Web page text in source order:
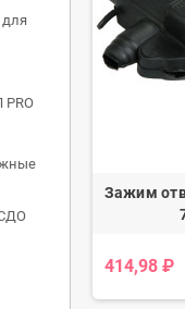
Зажим
414,98 ₽